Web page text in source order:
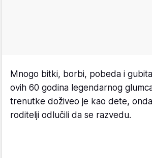
Mnogo bitki, borbi, pobeda i
ovih 60 godina legendarnog
trenutke doživeo je kao dete,
roditelji odlučili da se razvedu.